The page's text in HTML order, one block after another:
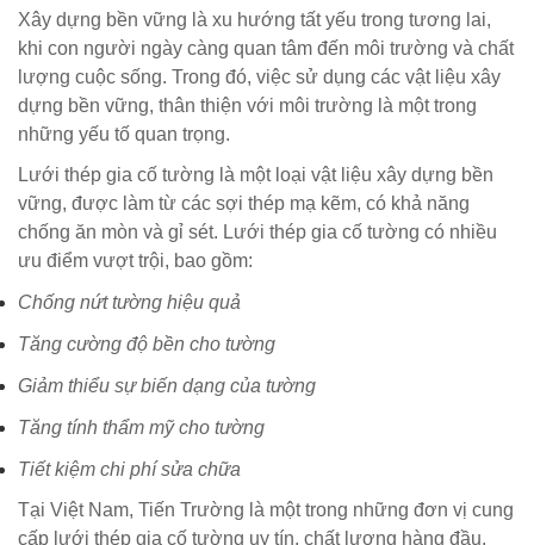
Xây dựng bền vững là xu hướng tất yếu trong tương lai,
khi con người ngày càng quan tâm đến môi trường và chất
lượng cuộc sống. Trong đó, việc sử dụng các vật liệu xây
dựng bền vững, thân thiện với môi trường là một trong
những yếu tố quan trọng.
Lưới thép gia cố tường là một loại vật liệu xây dựng bền
vững, được làm từ các sợi thép mạ kẽm, có khả năng
chống ăn mòn và gỉ sét. Lưới thép gia cố tường có nhiều
ưu điểm vượt trội, bao gồm:
Chống nứt tường hiệu quả
Tăng cường độ bền cho tường
Giảm thiểu sự biến dạng của tường
Tăng tính thẩm mỹ cho tường
Tiết kiệm chi phí sửa chữa
Tại Việt Nam, Tiến Trường là một trong những đơn vị cung
cấp lưới thép gia cố tường uy tín, chất lượng hàng đầu.